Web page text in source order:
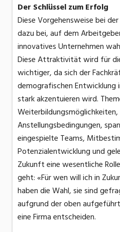
Der Schlüssel zum Erfolg
Diese Vorgehensweise bei
dazu bei, auf dem
innovatives Unternehmen
Diese Attraktivität wird für
wichtiger, da sich der
demografischen Entwicklung
stark akzentuieren wird.
Anstellungsbedingungen,
eingespielte Teams,
Potenzialentwicklung und
Zukunft eine wesentliche
geht: «Für wen will ich in
haben die Wahl, sie sind
aufgrund der oben
eine Firma entscheiden.